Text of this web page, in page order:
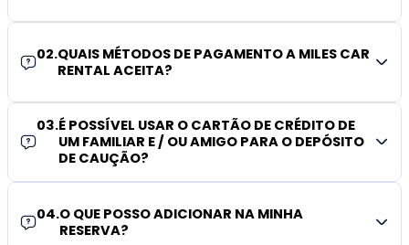
02.QUAIS MÉTODOS DE PAGAMENTO A MILES CAR
RENTAL ACEITA?
03.É POSSÍVEL USAR O CARTÃO DE CRÉDITO DE
UM FAMILIAR E / OU AMIGO PARA O DEPÓSITO
DE CAUÇÃO?
04.O QUE POSSO ADICIONAR NA MINHA
RESERVA?